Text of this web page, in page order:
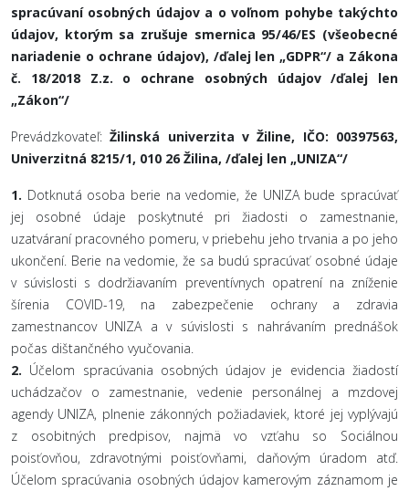
spracúvaní osobných údajov a o voľnom pohybe takýchto
údajov, ktorým sa zrušuje smernica 95/46/ES (všeobecné
nariadenie o ochrane údajov), /ďalej len „GDPR“/ a Zákona
č. 18/2018 Z.z. o ochrane osobných údajov /ďalej len
„Zákon“/
Prevádzkovateľ:Žilinská univerzita v Žiline, IČO: 00397563,
Univerzitná 8215/1, 010 26 Žilina, /ďalej len „UNIZA“/
1. Dotknutá osoba berie na vedomie, že UNIZA bude spracúvať
jej osobné údaje poskytnuté pri žiadosti o zamestnanie,
uzatváraní pracovného pomeru, v priebehu jeho trvania a po jeho
ukončení. Berie na vedomie, že sa budú spracúvať osobné údaje
v súvislosti s dodržiavaním preventívnych opatrení na zníženie
šírenia COVID-19, na zabezpečenie ochrany a zdravia
zamestnancov UNIZA a v súvislosti s nahrávaním prednášok
počas dištančného vyučovania.
2. Účelom spracúvania osobných údajov je evidencia žiadostí
uchádzačov o zamestnanie, vedenie personálnej a mzdovej
agendy UNIZA, plnenie zákonných požiadaviek, ktoré jej vyplývajú
z osobitných predpisov, najmä vo vzťahu so Sociálnou
poisťovňou, zdravotnými poisťovňami, daňovým úradom atď.
Účelom spracúvania osobných údajov kamerovým záznamom je